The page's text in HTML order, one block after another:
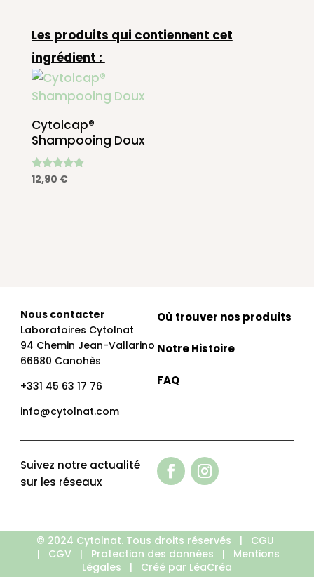
Les produits qui contiennent cet
ingrédient :
Cytolcap®
Shampooing Doux
Note
4.67
12,90 €
Nous contacter
Laboratoires Cytolnat
94 Chemin Jean-Vallarino
66680 Canohès
+331 45 63 17 76
info@cytolnat.com
Où trouver nos produits
Notre Histoire
FAQ
Suivez notre actualité
sur les réseaux
© 2024 Cytolnat. Tous droits réservés | CGU
| CGV | Protection des données | Mentions
Légales
| Créé par LéaCréa